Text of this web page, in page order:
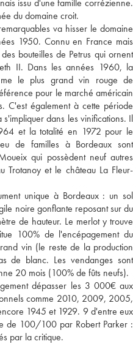
issu d'une famille corrézienne.
du domaine croit.
va hisser le domaine
1950. Connu en France mais
bouteilles de Petrus qui ornent
II. Dans les années 1960, la
le plus grand vin rouge de
pour le marché américain
C'est également à cette période
dans les vinifications. Il
et la totalité en 1972 pour le
de familles à Bordeaux sont
qui possèdent neuf autres
Trotanoy et le château La Fleur-
unique à Bordeaux : un sol
noire gonflante reposant sur du
de hauteur. Le merlot y trouve
100% de l'encépagement du
vin (le reste de la production
de blanc. Les vendanges sont
20 mois (100% de fûts neufs).
dépasser les 3 000€ aux
comme 2010, 2009, 2005,
1945 et 1929. 9 d'entre eux
de 100/100 par Robert Parker :
par la critique.